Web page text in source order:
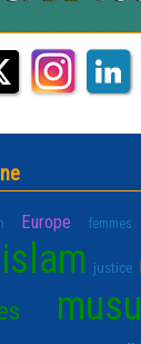
Europe femmes
islam justice